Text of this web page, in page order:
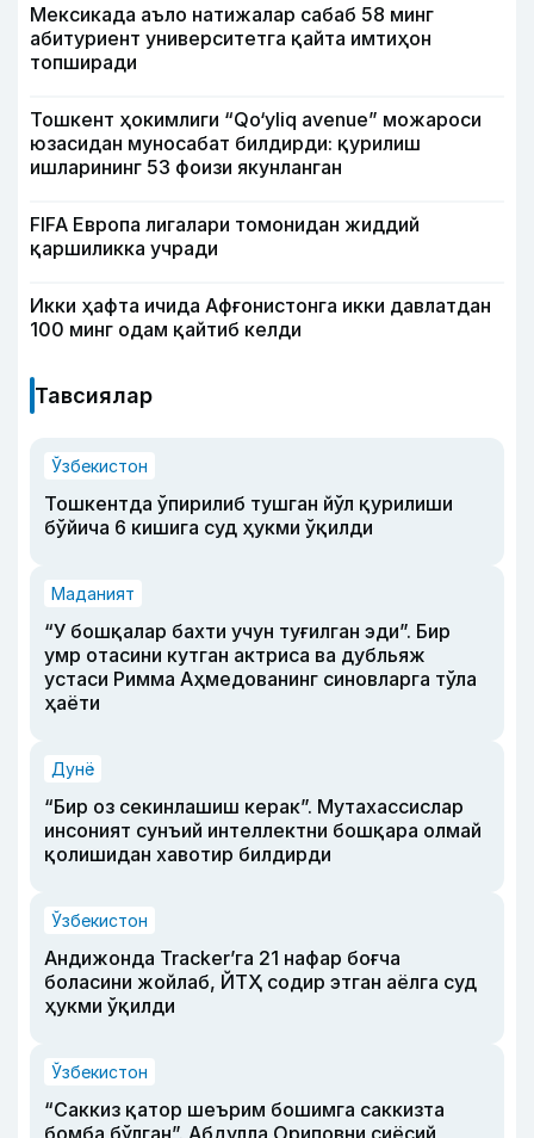
Мексикада аъло натижалар сабаб 58 минг
абитуриент университетга қайта имтиҳон
топширади
Тошкент ҳокимлиги “Qo‘yliq avenue” можароси
юзасидан муносабат билдирди: қурилиш
ишларининг 53 фоизи якунланган
FIFA Европа лигалари томонидан жиддий
қаршиликка учради
Икки ҳафта ичида Афғонистонга икки давлатдан
100 минг одам қайтиб келди
Тавсиялар
Ўзбекистон
Тошкентда ўпирилиб тушган йўл қурилиши
бўйича 6 кишига суд ҳукми ўқилди
Маданият
“У бошқалар бахти учун туғилган эди”. Бир
умр отасини кутган актриса ва дубльяж
устаси Римма Аҳмедованинг синовларга тўла
ҳаёти
Дунё
“Бир оз секинлашиш керак”. Мутахассислар
инсоният сунъий интеллектни бошқара олмай
қолишидан хавотир билдирди
Ўзбекистон
Андижонда Tracker’га 21 нафар боғча
боласини жойлаб, ЙТҲ содир этган аёлга суд
ҳукми ўқилди
Ўзбекистон
“Саккиз қатор шеърим бошимга саккизта
бомба бўлган”. Абдулла Ориповни сиёсий